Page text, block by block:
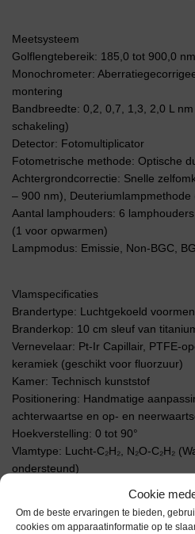
Cookie
Om de beste ervaringen te bieden,
cookies om apparaatinformatie op te
Meetsysteem
Golflengtebereik: 185,0 tot 900,0 nm
Monochrometer:
montering
Bandbreedte: 0,2, 0,7, 1,3, 2,0 L
schakeling)
Detector: Fotomultiplicator
Fotometrische methode: Optische
Achtergrondcorrectie: Snelle
– 900 nm),
Aantal lamphouders: 6
(1 voor opwarmen)
Lampmodus: Emissie, Non-BGC,
Vlamspecificaties
Brandertype: Luchtgekoeld
Branderkop: 10 cm sleuf van
Vernevelaar: Pt-Ir Capillair, PTFE-
keramiek (geschikt voor fluorzuur)
Kamer: Technisch kunststof
Positionering: Handmatige
achterwaartse en op- en
Hoekverstelling: 0 tot 90°
Vlamtype: Lucht-C₂H₂, N₂O-C₂H₂
ondersteund)